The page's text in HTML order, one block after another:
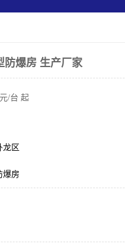
防爆房 生产厂家
/台 起
龙区
爆房